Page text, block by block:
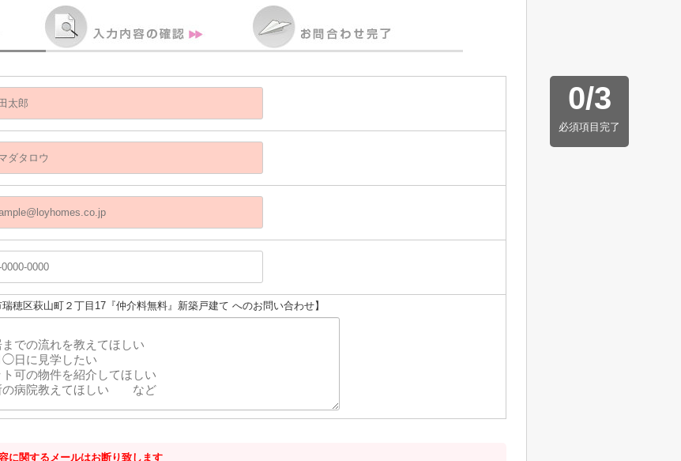
0/3
必須項目完了
瑞穂区萩山町２丁目17『仲介料無料』新築戸建て へのお問い合わせ】
に関するメールはお断り致します